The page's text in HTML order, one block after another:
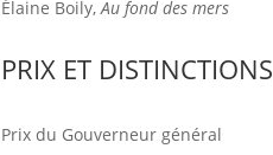
Élaine Boily,Au fond des mers
PRIX ET DISTINCTIONS
Prix du Gouverneur général